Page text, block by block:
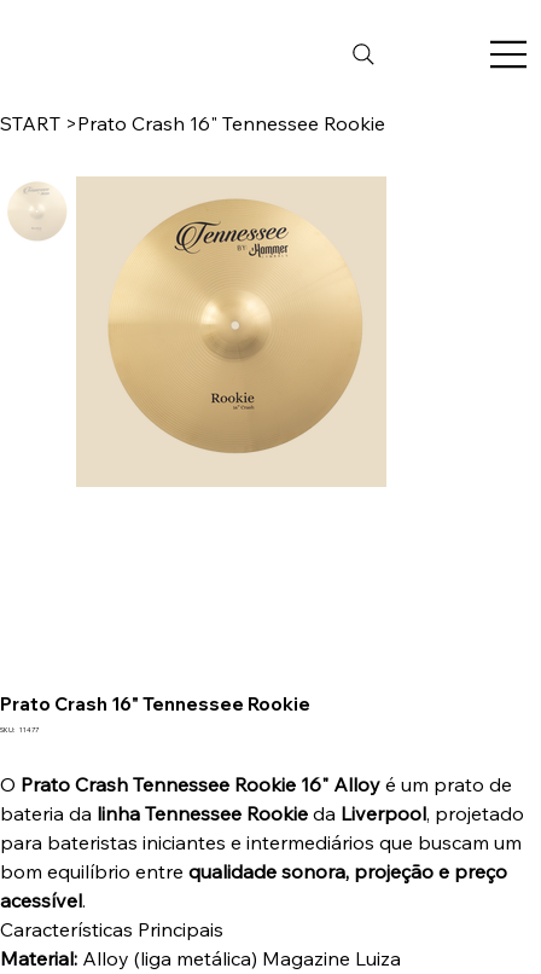
START >Prato Crash 16" Tennessee Rookie
Prato Crash 16" Tennessee Rookie
SKU: SKU
11477
O Prato Crash Tennessee Rookie 16" Alloy é um prato de
bateria da linha Tennessee Rookie da Liverpool, projetado
para bateristas iniciantes e intermediários que buscam um
bom equilíbrio entre qualidade sonora, projeção e preço
acessível.
Características Principais
Material: Alloy (liga metálica) Magazine Luiza